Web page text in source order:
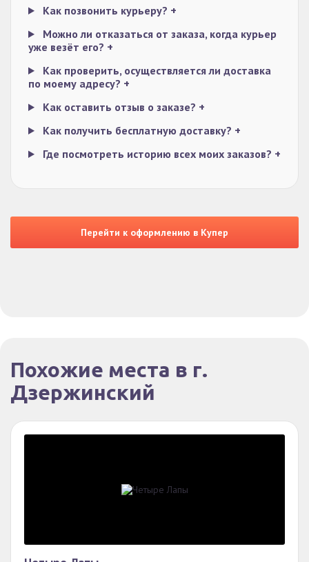
Как позвонить курьеру? +
Можно ли отказаться от заказа, когда курьер
уже везёт его? +
Как проверить, осуществляется ли доставка
по моему адресу? +
Как оставить отзыв о заказе? +
Как получить бесплатную доставку? +
Где посмотреть историю всех моих заказов? +
Перейти к оформлению в Купер
Похожие места в г.
Дзержинский